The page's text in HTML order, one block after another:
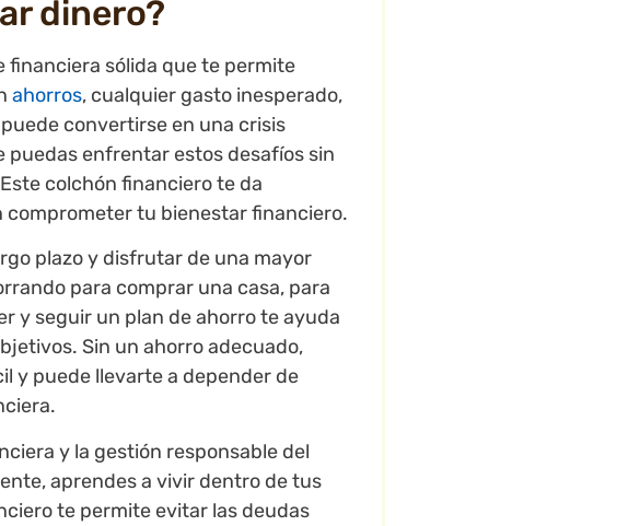
dinero?
financiera sólida que te permite
ahorros, cualquier gasto inesperado,
convertirse en una crisis
puedas enfrentar estos desafíos sin
colchón financiero te da
tu bienestar financiero.
plazo y disfrutar de una mayor
para comprar una casa, para
y seguir un plan de ahorro te ayuda
Sin un ahorro adecuado,
y puede llevarte a depender de
y la gestión responsable del
aprendes a vivir dentro de tus
te permite evitar las deudas